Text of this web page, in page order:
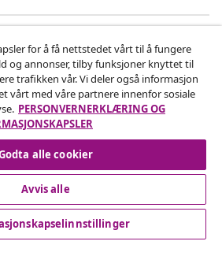
for å få nettstedet vårt til å fungere
og annonser, tilby funksjoner knyttet til
trafikken vår. Vi deler også informasjon
vårt med våre partnere innenfor sosiale
PERSONVERNERKLÆRING OG
alle cookier
Avvis alle